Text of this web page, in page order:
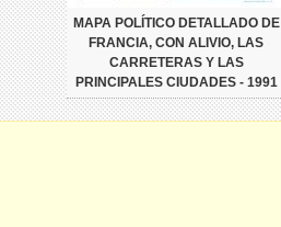
MAPA POLÍTICO DETALLADO DE
FRANCIA, CON ALIVIO, LAS
CARRETERAS Y LAS
PRINCIPALES CIUDADES - 1991